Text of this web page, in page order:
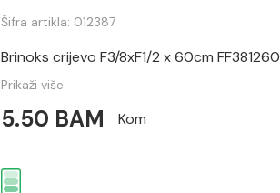
Šifra artikla: 012387
Brinoks crijevo F3/8xF1/2 x 60cm FF381260
Prikaži više
5.50 BAM Kom